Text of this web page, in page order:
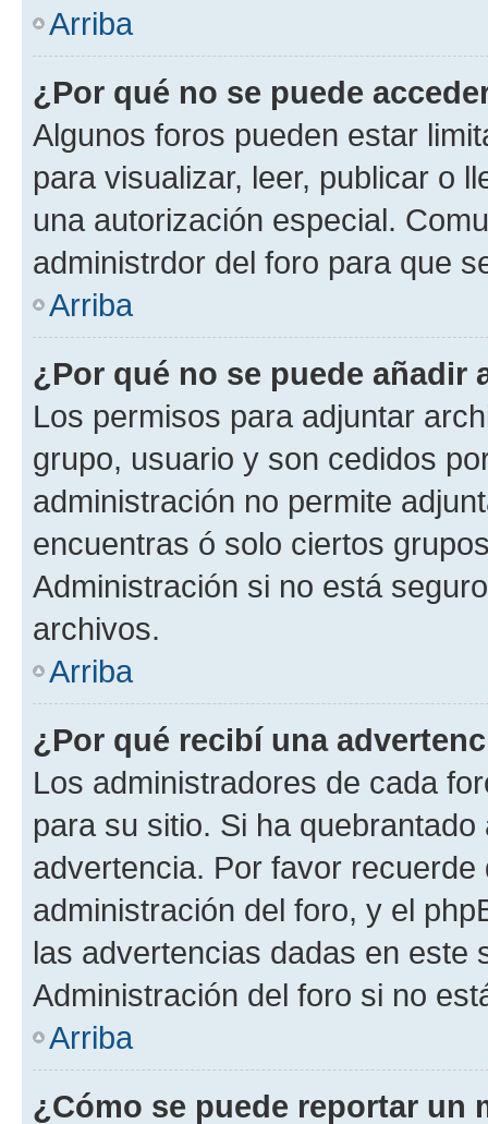
Arriba
¿Por qué no se puede
Algunos foros pueden estar
para visualizar, leer, publicar o
una autorización especial.
administrdor del foro para que
Arriba
¿Por qué no se puede añadir
Los permisos para adjuntar
grupo, usuario y son cedidos
administración no permite
encuentras ó solo ciertos
Administración si no está
archivos.
Arriba
¿Por qué recibí una
Los administradores de cada
para su sitio. Si ha
advertencia. Por favor
administración del foro, y el
las advertencias dadas en este
Administración del foro si no
Arriba
¿Cómo se puede reportar un